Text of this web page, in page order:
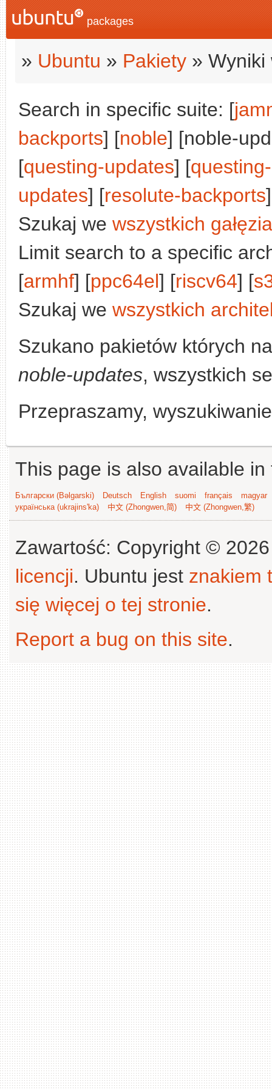
packages
» Ubuntu » Pakiety » Wyniki
Search in specific suite: [
backports] [noble] [noble-
[questing-updates] [
updates] [resolute-backports
Szukaj we wszystkich
Limit search to a specific
[armhf] [ppc64el] [riscv64] [
Szukaj we wszystkich
Szukano pakietów których
noble-updates, wszystkich
Przepraszamy,
This page is also available
Български (Bəlgarski) Deutsch English suomi français
magyar
українська (ukrajins'ka)
中文 (Zhongwen,简) 中文 (Zhongwen,繁)
Zawartość: Copyright ©
licencji. Ubuntu jest znakiem
się więcej o tej stronie.
Report a bug on this site.